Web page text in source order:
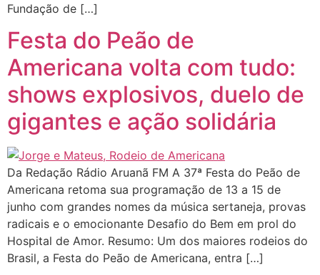
Fundação de […]
Festa do Peão de
Americana volta com tudo:
shows explosivos, duelo de
gigantes e ação solidária
Da Redação Rádio Aruanã FM A 37ª Festa do Peão de
Americana retoma sua programação de 13 a 15 de
junho com grandes nomes da música sertaneja, provas
radicais e o emocionante Desafio do Bem em prol do
Hospital de Amor. Resumo: Um dos maiores rodeios do
Brasil, a Festa do Peão de Americana, entra […]